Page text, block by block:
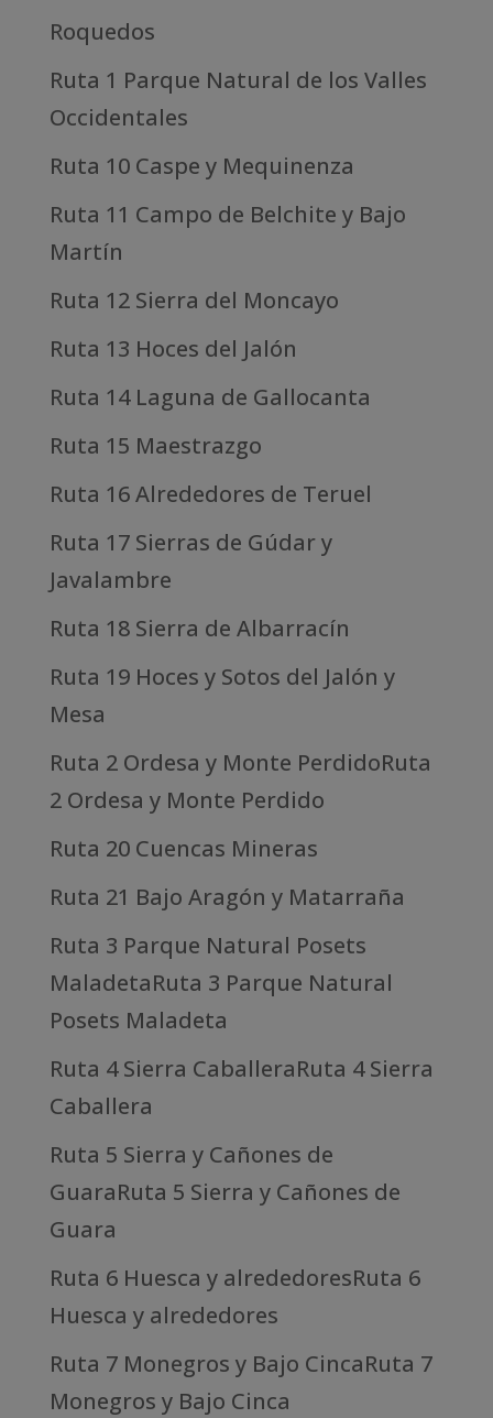
Roquedos
Ruta 1 Parque Natural de los Valles
Occidentales
Ruta 10 Caspe y Mequinenza
Ruta 11 Campo de Belchite y Bajo
Martín
Ruta 12 Sierra del Moncayo
Ruta 13 Hoces del Jalón
Ruta 14 Laguna de Gallocanta
Ruta 15 Maestrazgo
Ruta 16 Alrededores de Teruel
Ruta 17 Sierras de Gúdar y
Javalambre
Ruta 18 Sierra de Albarracín
Ruta 19 Hoces y Sotos del Jalón y
Mesa
Ruta 2 Ordesa y Monte PerdidoRuta
2 Ordesa y Monte Perdido
Ruta 20 Cuencas Mineras
Ruta 21 Bajo Aragón y Matarraña
Ruta 3 Parque Natural Posets
MaladetaRuta 3 Parque Natural
Posets Maladeta
Ruta 4 Sierra CaballeraRuta 4 Sierra
Caballera
Ruta 5 Sierra y Cañones de
GuaraRuta 5 Sierra y Cañones de
Guara
Ruta 6 Huesca y alrededoresRuta 6
Huesca y alrededores
Ruta 7 Monegros y Bajo CincaRuta 7
Monegros y Bajo Cinca